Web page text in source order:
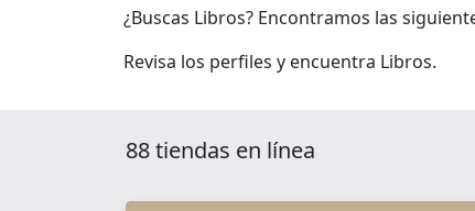
¿Buscas Libros? Encontramos las
Revisa los perfiles y encuentra Libros.
88 tiendas en línea